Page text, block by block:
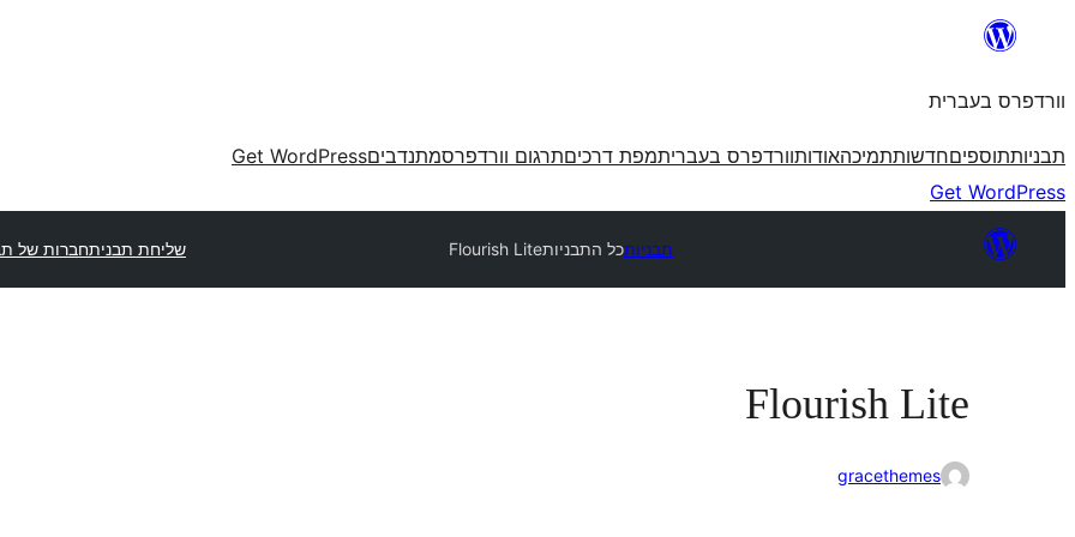
וורדפרס בעברית
תבניותתוספיםחדשותתמיכהאודותוורדפרס בעבריתמפת דרכיםתרגום וורדפרסמתנדביםGet WordPress
Get WordPress
תבניותכל התבניותFlourish Lite שליחת תבניתחברות של
Flourish Lite
gracethemes